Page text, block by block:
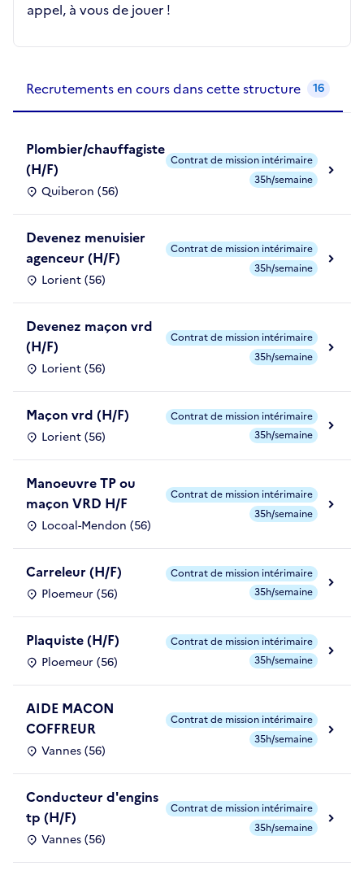
appel, à vous de jouer !
Recrutements en cours dans cette structure 16
Plombier/chauffagiste
(H/F)
Quiberon (56)
Contrat de mission intérimaire
35h/semaine
Devenez menuisier
agenceur (H/F)
Lorient (56)
Contrat de mission intérimaire
35h/semaine
Devenez maçon vrd
(H/F)
Lorient (56)
Contrat de mission intérimaire
35h/semaine
Maçon vrd (H/F)
Lorient (56)
Contrat de mission intérimaire
35h/semaine
Manoeuvre TP ou
maçon VRD H/F
Locoal-Mendon (56)
Contrat de mission intérimaire
35h/semaine
Carreleur (H/F)
Ploemeur (56)
Contrat de mission intérimaire
35h/semaine
Plaquiste (H/F)
Ploemeur (56)
Contrat de mission intérimaire
35h/semaine
AIDE MACON
COFFREUR
Vannes (56)
Contrat de mission intérimaire
35h/semaine
Conducteur d'engins
tp (H/F)
Vannes (56)
Contrat de mission intérimaire
35h/semaine